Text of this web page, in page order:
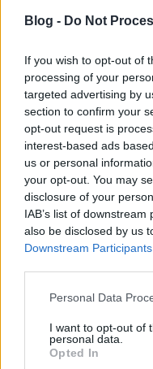
Blog - Do Not
If you wish to opt-out of
processing of your
targeted advertising by
section to confirm your
opt-out request is
interest-based ads
us or personal
your opt-out. You may
disclosure of your
IAB’s list of
also be disclosed by us
Downstream Participants
Please note that this
not limited to your visit
grant or deny consent
use your data for below
Personal Data
I want to opt-out of
personal data.
Opted In
tatár támadások
számára. Jelentős
lakosságot. 1661-ben
templomot és a
berendezése a Szent
megmenekült a